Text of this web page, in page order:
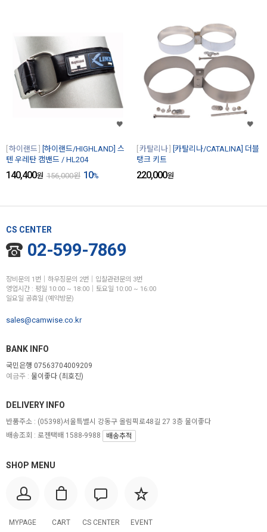
하이랜드
[하이랜드/HIGHLAND] 스
텐 우레탄 캠밴드 / HL204
140,400원 156,000원 10%
카탈리나
[카탈리나/CATALINA] 더블
탱크 키트
220,000원
CS CENTER
02-599-7869
장비문의 1번│하우징문의 2번│입찰관련문의 3번
영업시간 : 평일 10:00 ~ 18:00│토요일 10:00 ~ 16:00
일요일 공휴일 (예약방문)
sales@camwise.co.kr
BANK INFO
국민은행 07563704009209
예금주 : 물이좋다 (최호진)
SHOP MENU
MYPAGE CART CS CENTER EVENT
DELIVERY INFO
반품주소 : (05398)서울특별시 강동구 올림픽로48길 27 3층 물이좋다
배송조회 : 로젠택배 1588-9988
배송추적